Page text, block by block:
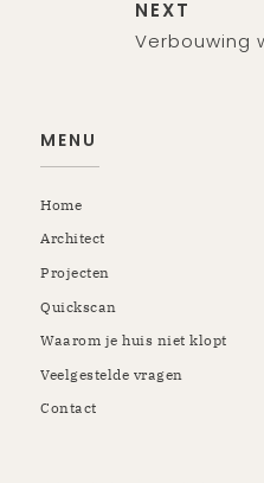
navigatie
Next
Post
NEXT
Verbouwing
MENU
Home
Architect
Projecten
Quickscan
Waarom je huis niet klopt
Veelgestelde vragen
Contact